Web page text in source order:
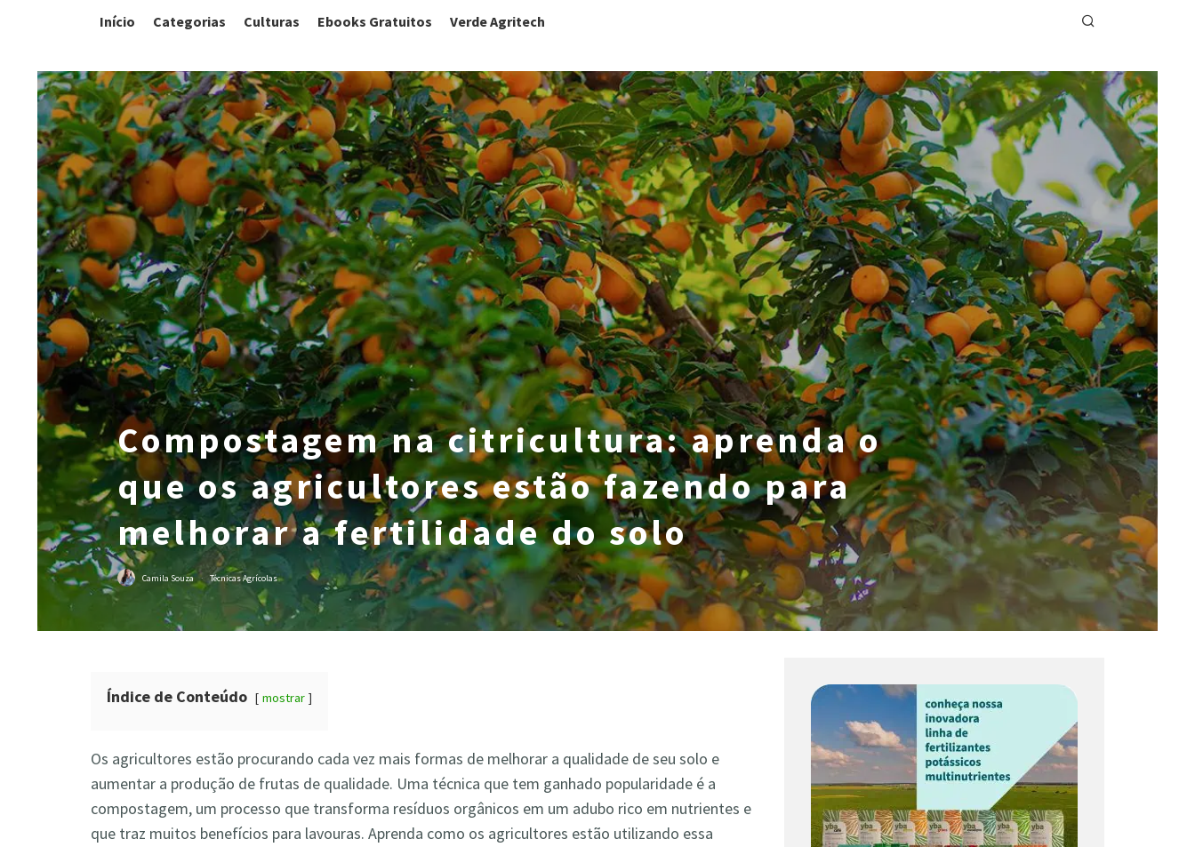
Início Categorias Culturas Ebooks Gratuitos Verde Agritech
Compostagem na citricultura: aprenda o
que os agricultores estão fazendo para
melhorar a fertilidade do solo
Camila Souza · Técnicas Agrícolas
Índice de Conteúdo mostrar
Os agricultores estão procurando cada vez mais formas de melhorar a qualidade de seu solo e
aumentar a produção de frutas de qualidade. Uma técnica que tem ganhado popularidade é a
compostagem, um processo que transforma resíduos orgânicos em um adubo rico em nutrientes e
que traz muitos benefícios para lavouras. Aprenda como os agricultores estão utilizando essa